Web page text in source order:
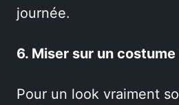
journée.
6. Miser sur un
Pour un look vraiment